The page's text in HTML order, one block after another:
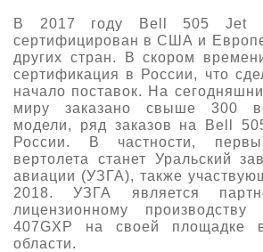
В 2017 году Bell 505 Jet
сертифицирован в США и
других стран. В скором
сертификация в России, что
начало поставок. На
миру заказано свыше 300
модели, ряд заказов на Bell
России. В частности,
вертолета станет Уральский
авиации (УЗГА), также
2018. УЗГА является
лицензионному производству
407GXP на своей площадке
области.